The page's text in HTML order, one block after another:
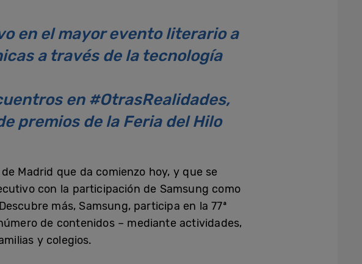
en el mayor evento literario a
a través de la tecnología
en #OtrasRealidades,
premios de la Feria del Hilo
Madrid que da comienzo hoy, y que se
con la participación de Samsung como
más, Samsung, participa en la 77ª
de contenidos – mediante actividades,
y colegios.